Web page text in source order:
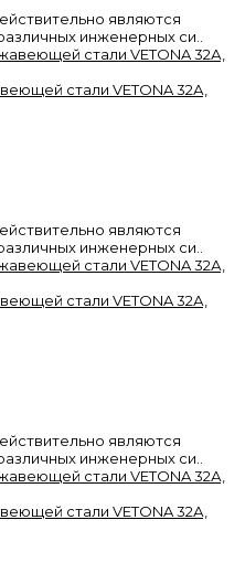
являются
инженерных си..
стали VETONA 32А,
являются
инженерных си..
стали VETONA 32А,
являются
инженерных си..
стали VETONA 32А,